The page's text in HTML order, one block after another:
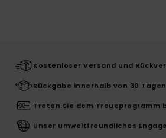
Kostenloser Versand und
Rückgabe innerhalb von 30 Tagen
Treten Sie dem Treueprogramm
Unser umweltfreundliches